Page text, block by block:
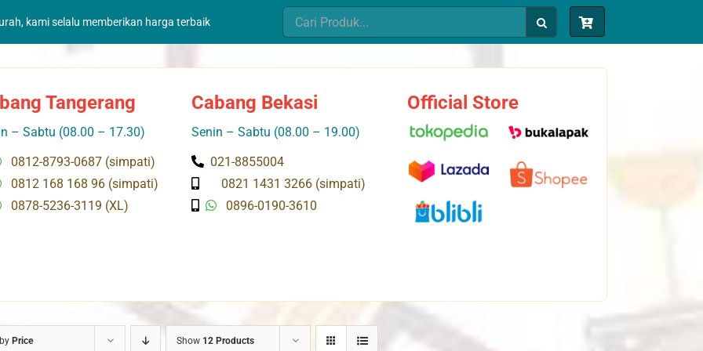
kami selalu memberikan harga terbaik
Search
for:
Tangerang
– Sabtu (08.00 – 17.30)
0812-8793-0687 (simpati)
0812 168 168 96 (simpati)
0878-5236-3119 (XL)
Cabang Bekasi
Senin – Sabtu (08.00 – 19.00)
021-8855004
0821 1431 3266 (simpati)
0896-0190-3610
Official Store
Price Show 12 Products